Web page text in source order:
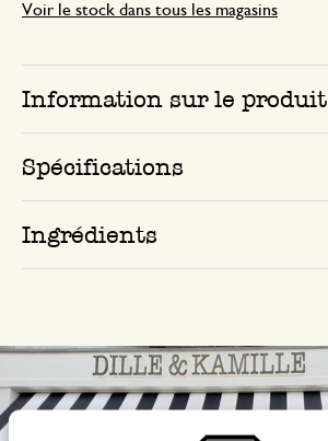
Voir le stock dans tous les magasins
Information sur le produit
Spécifications
Ingrédients